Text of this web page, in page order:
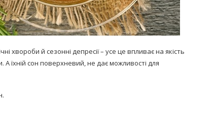
хвороби й сезонні депресії – усе це впливає на якість
їхній сон поверхневий, не дає можливості для